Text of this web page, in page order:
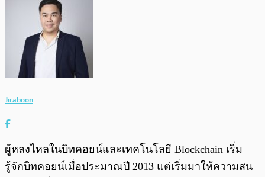
Jiraboon
ผู้หลงไหลในบิทคอยน์และเทคโนโลยี Blockchain เริ่ม
รู้จักบิทคอยน์เมื่อประมาณปี 2013 แต่เริ่มมาให้ความสน